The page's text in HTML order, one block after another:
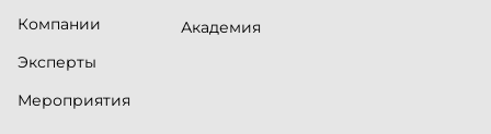
Компании
Эксперты
Мероприятия
Академия